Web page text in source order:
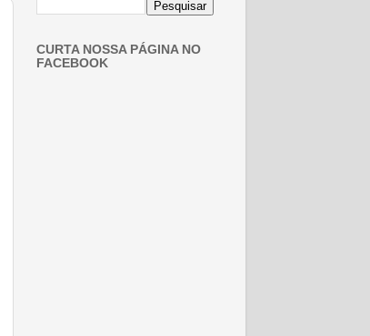
CURTA NOSSA PÁGINA NO
FACEBOOK